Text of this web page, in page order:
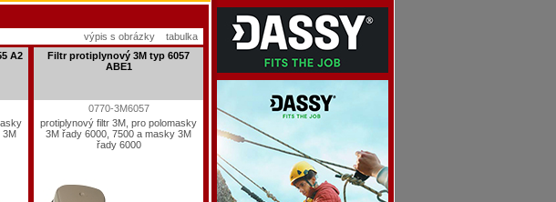
výpis s obrázky
tabulka
A2
3M
Filtr protiplynový 3M typ 6057
ABE1
0770-3M6057
protiplynový filtr 3M, pro polomasky
3M řady 6000, 7500 a masky 3M
řady 6000